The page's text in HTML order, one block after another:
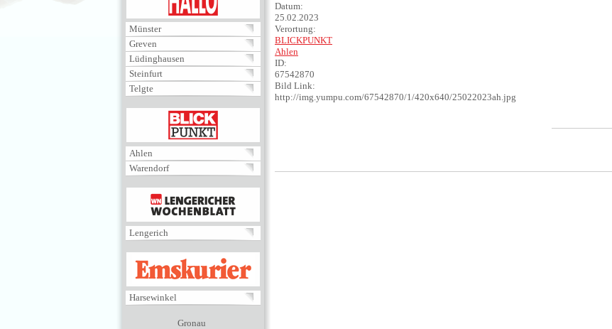
Münster
Greven
Lüdinghausen
Steinfurt
Telgte
BLICKPUNKT
Ahlen
Warendorf
MENÜ
Lengerich
EMSKURIER
Harsewinkel
Gronau
Datum:
25.02.2023
Verortung:
BLICKPUNKT
Ahlen
ID:
67542870
Bild Link:
http://img.yumpu.com/67542870/1/420x640/25022023ah.jpg